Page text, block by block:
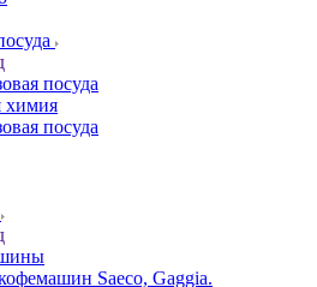
посуда
химия
посуда
Saeco, Gaggia.